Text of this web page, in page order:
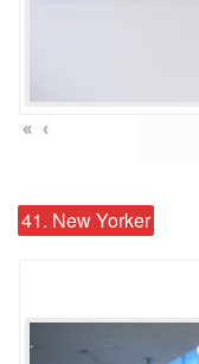
« ‹
41. New Yorker